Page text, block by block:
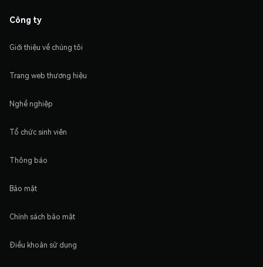
Công ty
Giới thiệu về chúng tôi
Trang web thương hiệu
Nghề nghiệp
Tổ chức sinh viên
Thông báo
Bảo mật
Chính sách bảo mật
Điều khoản sử dụng